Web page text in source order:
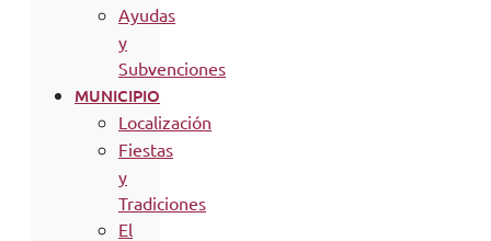
Ayudas
y
Subvenciones
MUNICIPIO
Localización
Fiestas
y
Tradiciones
El